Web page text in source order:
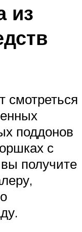
из
смотреться
поддонов
с
получите